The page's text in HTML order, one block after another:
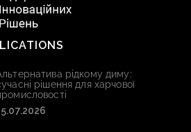
рідкому диму:
рішення для харчової